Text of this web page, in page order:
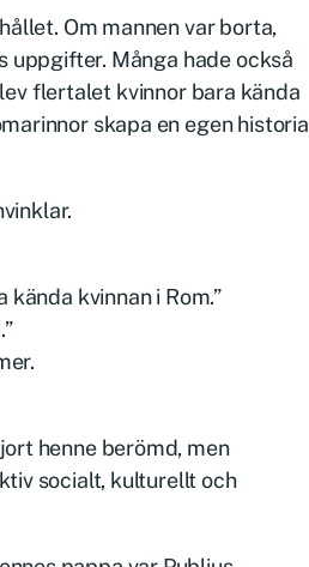
Om mannen var borta,
uppgifter. Många hade också
flertalet kvinnor bara kända
skapa en egen historia
kvinnan i Rom.”
henne berömd, men
socialt, kulturellt och